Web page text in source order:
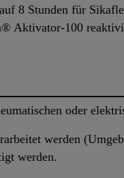
8 Stunden für
Aktivator-100
oder
werden
werden.